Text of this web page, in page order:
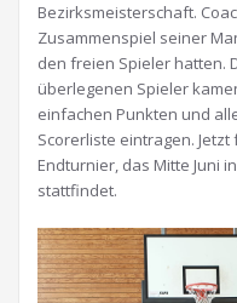
Bezirksmeisterschaft.
Zusammenspiel seiner
den freien Spieler hatten.
überlegenen Spieler
einfachen Punkten und
Scorerliste eintragen.
Endturnier, das Mitte Juni
stattfindet.